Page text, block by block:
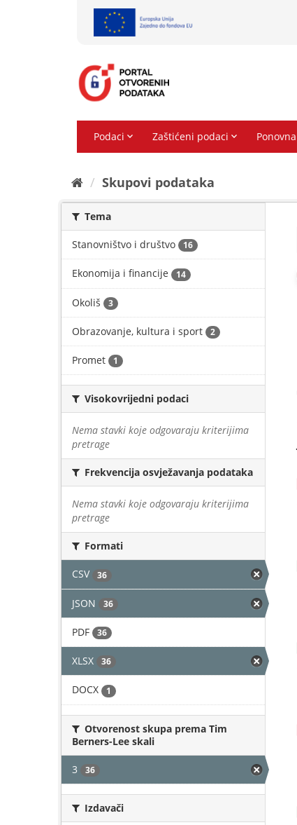
Skupovi podаtаkа
Tema
Stanovništvo i društvo 16
Ekonomija i financije 14
Okoliš 3
Obrazovanje, kultura i sport 2
Promet 1
Visokovrijedni podaci
Nema stavki koje odgovaraju kriterijima
pretrage
Frekvencija osvježavanja podataka
Nema stavki koje odgovaraju kriterijima
pretrage
Formati
CSV 36
JSON 36
PDF 36
XLSX 36
DOCX 1
Otvorenost skupa prema Tim
Berners-Lee skali
3 36
Izdavači